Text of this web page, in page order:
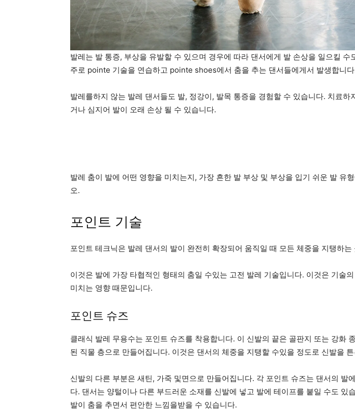
발레는 발 통증, 부상을 유발할 수 있으며 경우에 따라 댄서에게 발 손상을 일으킬 수
주로 pointe 기술을 연습하고 pointe shoes에서 춤을 추는 댄서들에게서 발생합니
발레를하지 않는 발레 댄서들도 발, 정강이, 발목 통증을 경험할 수 있습니다. 치료하
거나 심지어 발이 오래 손상 될 수 있습니다.
발레 춤이 발에 어떤 영향을 미치는지, 가장 흔한 발 부상 및 부상을 입기 쉬운 발 유
오.
포인트 기술
포인트 테크닉은 발레 댄서의 발이 완전히 확장되어 움직일 때 모든 체중을 지탱하는
이것은 발에 가장 타협적인 형태의 춤일 수있는 고전 발레 기술입니다. 이것은 기술
미치는 영향 때문입니다.
포인트 슈즈
클래식 발레 무용수는 포인트 슈즈를 착용합니다. 이 신발의 끝은 골판지 또는 강화
된 직물 층으로 만들어집니다. 이것은 댄서의 체중을 지탱할 수있을 정도로 신발을
신발의 다른 부분은 새틴, 가죽 및면으로 만들어집니다. 각 포인트 슈즈는 댄서의 발
다. 댄서는 양털이나 다른 부드러운 소재를 신발에 넣고 발에 테이프를 붙일 수도 있
발이 춤을 추면서 편안한 느낌을받을 수 있습니다.